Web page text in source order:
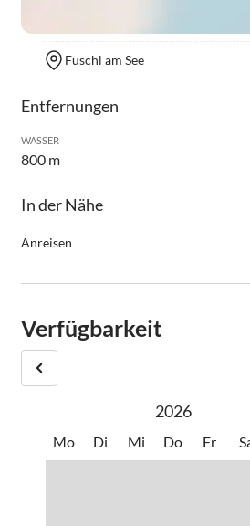
Fuschl am See
Entfernungen
WASSER
800 m
In der Nähe
Anreisen
Autobahn (A1) Richtung Linz - Ausfahrt
(B158) nach Fuschl am See
Autobahn Richtung Salzburg -
Salzburg abfahren - beim Kreisverkehr
am See
Verfügbarkeit
2026
Mo Di Mi Do Fr